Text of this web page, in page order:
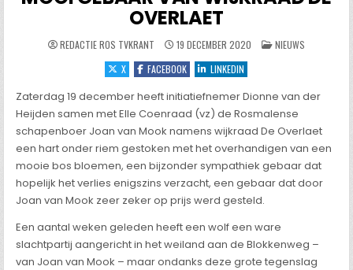
OVERLAET
REDACTIE ROS TVKRANT 19 DECEMBER 2020 GEPLAATST
IN
NIEUWS
X
FACEBOOK LINKEDIN
Zaterdag 19 december heeft initiatiefnemer Dionne van der
Heijden samen met Elle Coenraad (vz) de Rosmalense
schapenboer Joan van Mook namens wijkraad De Overlaet
een hart onder riem gestoken met het overhandigen van een
mooie bos bloemen, een bijzonder sympathiek gebaar dat
hopelijk het verlies enigszins verzacht, een gebaar dat door
Joan van Mook zeer zeker op prijs werd gesteld.
Een aantal weken geleden heeft een wolf een ware
slachtpartij aangericht in het weiland aan de Blokkenweg –
van Joan van Mook – maar ondanks deze grote tegenslag